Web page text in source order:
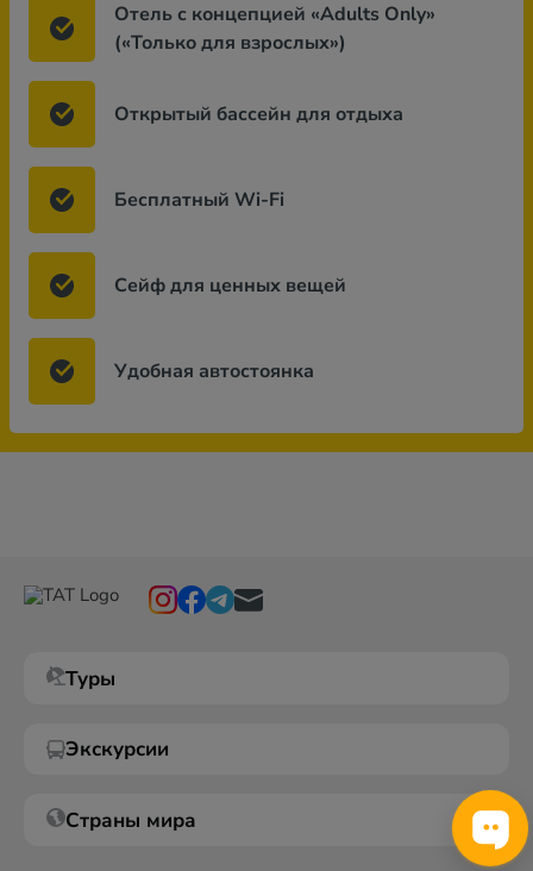
Отель с концепцией «Adults Only»
(«Только для взрослых»)
Открытый бассейн для отдыха
Бесплатный Wi-Fi
Сейф для ценных вещей
Удобная автостоянка
Туры
Экскурсии
Страны мира